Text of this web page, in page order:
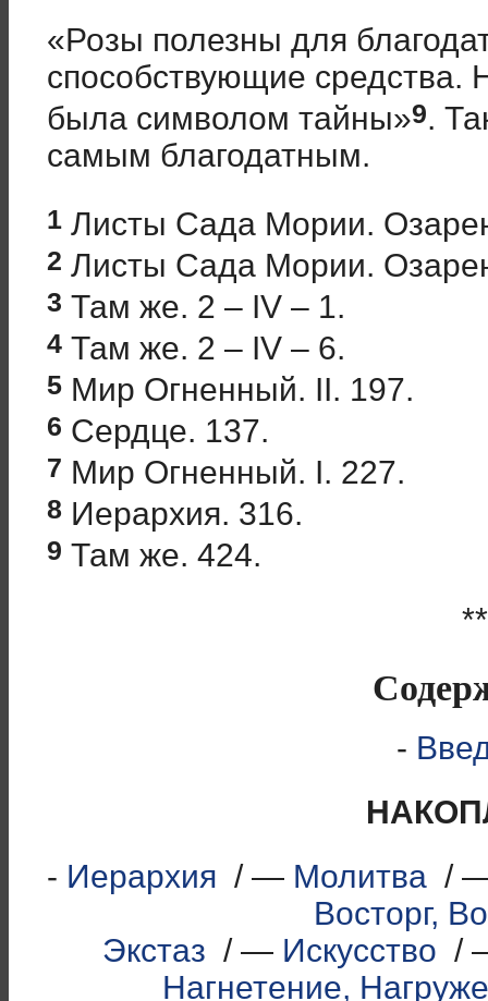
«Розы полезны для
способствующие средства.
была символом тайны»9.
самым благодатным.
1 Листы Сада Мории.
2 Листы Сада Мории.
3 Там же. 2 – IV – 1.
4 Там же. 2 – IV – 6.
5 Мир Огненный. II. 197.
6 Сердце. 137.
7 Мир Огненный. I. 227.
8 Иерархия. 316.
9 Там же. 424.
-
- Иерархия / — Молитва /
Восторг,
Экстаз / — Искусство /
Нагнетение,